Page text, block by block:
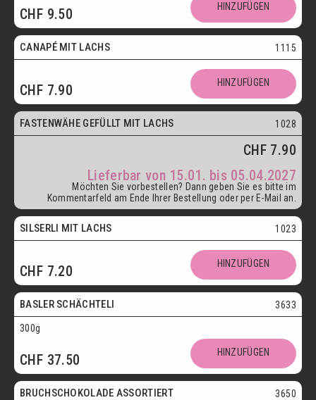
CHF 9.50 HINZUFÜGEN
CANAPÉ MIT LACHS 1115
CHF 7.90 HINZUFÜGEN
ab 15.01.
FASTENWÄHE GEFÜLLT MIT LACHS 1028
CHF 7.90
Lieferbar von 15.01. bis 05.04.2027
Möchten Sie vorbestellen? Dann geben Sie es bitte im
Kommentarfeld am Ende Ihrer Bestellung oder per E-Mail an.
SILSERLI MIT LACHS 1023
CHF 7.20 HINZUFÜGEN
Postversand
BASLER SCHÄCHTELI 3633
300g
CHF 37.50 HINZUFÜGEN
Postversand
BRUCHSCHOKOLADE ASSORTIERT 3650